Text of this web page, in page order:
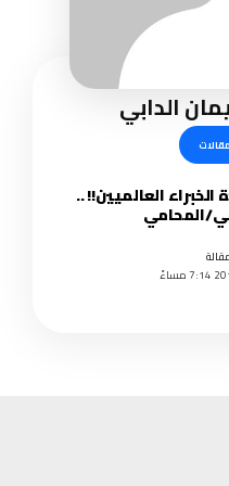
الدابي
العالميين!! ..
المحامي